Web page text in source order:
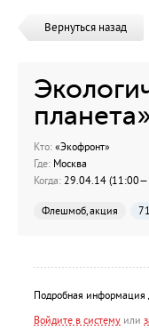
Вернуться назад
Кто: «Экофронт»
Где: Москва
Когда: 29.04.14
Флешмоб, акция
Подробная информация
Войдите в систему или